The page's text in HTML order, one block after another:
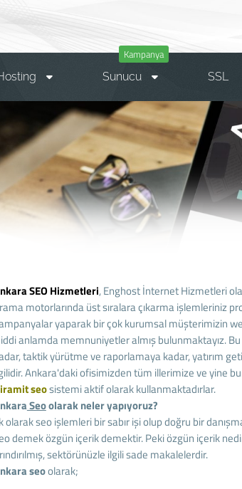
Kampanya
Sunucu SSL
SEOHizmetleri, Enghost İnternet Hizmetleri
motorlarında üst sıralara çıkarma işlemleriniz
yaparak bir çok kurumsal müşterimizin
anlamda memnuniyetler almış bulunmaktayız.
taktik yürütme ve raporlamaya kadar, yatırım
Ankara'daki ofisimizden tüm illerimize ve yine
seosistemi aktif olarak kullanmaktadırlar.
Seoolarak neler yapıyoruz?
olarak seo işlemleri bir sabır işi olup doğru bir
demek özgün içerik demektir. Peki özgün içerik
sektörünüzle ilgili sade makalelerdir.
seoolarak;